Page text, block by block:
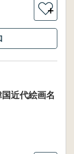
＋
近代絵画名